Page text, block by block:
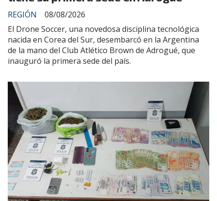
REGIÓN
08/08/2026
El Drone Soccer, una novedosa disciplina tecnológica
nacida en Corea del Sur, desembarcó en la Argentina
de la mano del Club Atlético Brown de Adrogué, que
inauguró la primera sede del país.